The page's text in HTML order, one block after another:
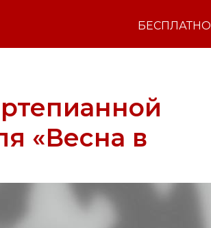
БЕСПЛАТНО
«Весна в